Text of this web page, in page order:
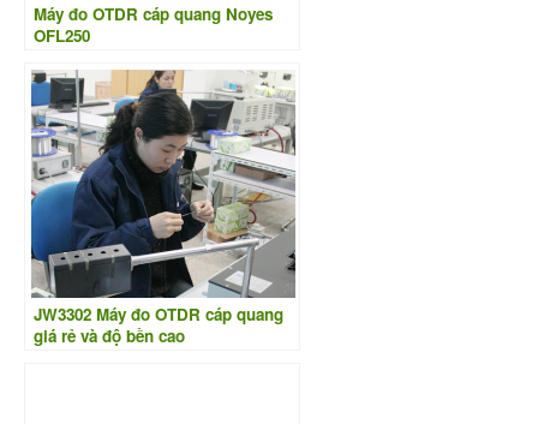
Máy đo OTDR cáp quang Noyes
OFL250
JW3302 Máy đo OTDR cáp quang
giá rẻ và độ bền cao